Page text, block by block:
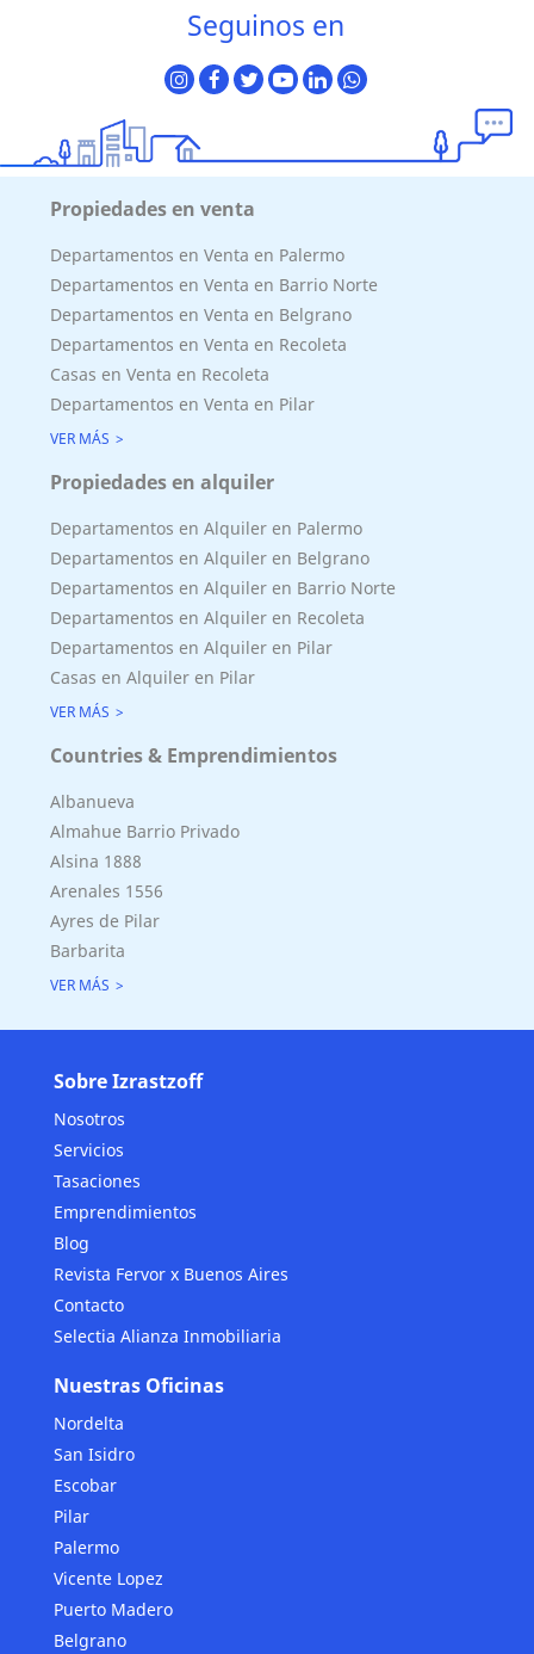
Seguinos en
Propiedades en venta
Departamentos en Venta en Palermo
Departamentos en Venta en Barrio Norte
Departamentos en Venta en Belgrano
Departamentos en Venta en Recoleta
Casas en Venta en Recoleta
Departamentos en Venta en Pilar
VER MÁS
Propiedades en alquiler
Departamentos en Alquiler en Palermo
Departamentos en Alquiler en Belgrano
Departamentos en Alquiler en Barrio Norte
Departamentos en Alquiler en Recoleta
Departamentos en Alquiler en Pilar
Casas en Alquiler en Pilar
VER MÁS
Countries & Emprendimientos
Albanueva
Almahue Barrio Privado
Alsina 1888
Arenales 1556
Ayres de Pilar
Barbarita
VER MÁS
Sobre Izrastzoff
Nosotros
Servicios
Tasaciones
Emprendimientos
Blog
Revista Fervor x Buenos Aires
Contacto
Selectia Alianza Inmobiliaria
Nuestras Oficinas
Nordelta
San Isidro
Escobar
Pilar
Palermo
Vicente Lopez
Puerto Madero
Belgrano